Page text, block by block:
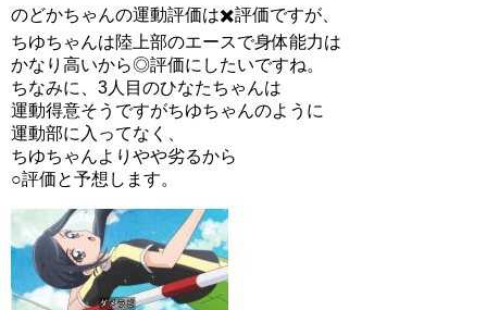
のどかちゃんの運動評価は✖️評価ですが、
ちゆちゃんは陸上部のエースで身体能力は
かなり高いから◎評価にしたいですね。
ちなみに、3人目のひなたちゃんは
運動得意そうですがちゆちゃんのように
運動部に入ってなく、
ちゆちゃんよりやや劣るから
○評価と予想します。